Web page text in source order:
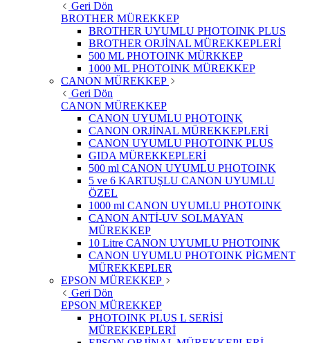
Geri Dön
BROTHER MÜREKKEP
BROTHER UYUMLU PHOTOINK PLUS
BROTHER ORJİNAL MÜREKKEPLERİ
500 ML PHOTOINK MÜRKKEP
1000 ML PHOTOINK MÜREKKEP
CANON MÜREKKEP
Geri Dön
CANON MÜREKKEP
CANON UYUMLU PHOTOINK
CANON ORJİNAL MÜREKKEPLERİ
CANON UYUMLU PHOTOINK PLUS
GIDA MÜREKKEPLERİ
500 ml CANON UYUMLU PHOTOINK
5 ve 6 KARTUŞLU CANON UYUMLU
ÖZEL
1000 ml CANON UYUMLU PHOTOINK
CANON ANTİ-UV SOLMAYAN
MÜREKKEP
10 Litre CANON UYUMLU PHOTOINK
CANON UYUMLU PHOTOINK PİGMENT
MÜREKKEPLER
EPSON MÜREKKEP
Geri Dön
EPSON MÜREKKEP
PHOTOINK PLUS L SERİSİ
MÜREKKEPLERİ